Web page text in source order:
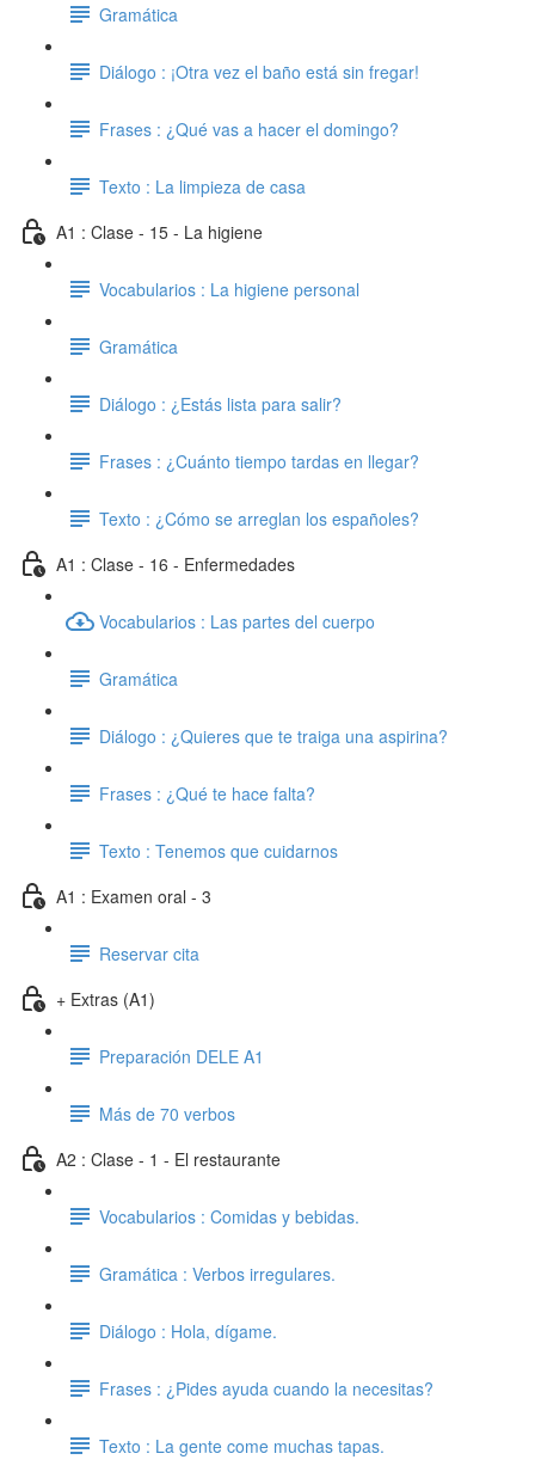
Gramática
Diálogo : ¡Otra vez el baño está sin fregar!
Frases : ¿Qué vas a hacer el domingo?
Texto : La limpieza de casa
A1 : Clase - 15 - La higiene
Vocabularios : La higiene personal
Gramática
Diálogo : ¿Estás lista para salir?
Frases : ¿Cuánto tiempo tardas en llegar?
Texto : ¿Cómo se arreglan los españoles?
A1 : Clase - 16 - Enfermedades
Vocabularios : Las partes del cuerpo
Gramática
Diálogo : ¿Quieres que te traiga una aspirina?
Frases : ¿Qué te hace falta?
Texto : Tenemos que cuidarnos
A1 : Examen oral - 3
Reservar cita
+ Extras (A1)
Preparación DELE A1
Más de 70 verbos
A2 : Clase - 1 - El restaurante
Vocabularios : Comidas y bebidas.
Gramática : Verbos irregulares.
Diálogo : Hola, dígame.
Frases : ¿Pides ayuda cuando la necesitas?
Texto : La gente come muchas tapas.